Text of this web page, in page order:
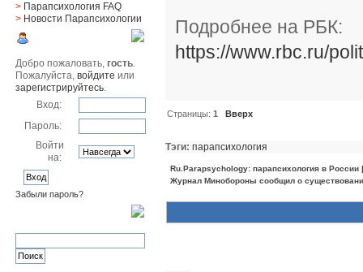
> Парапсихология FAQ
> Новости Парапсихологии
Добро пожаловать,гость.
Пожалуйста,войдите или
зарегистрируйтесь.
Вход:
Пароль:
Войти
на:
Забыли пароль?
Подробнее на РБК:
https://www.rbc.ru/
Страницы:1 Вверх
Тэги: парапсихология
Ru.Parapsychology: парапсихология в
Журнал Минобороны сообщил о